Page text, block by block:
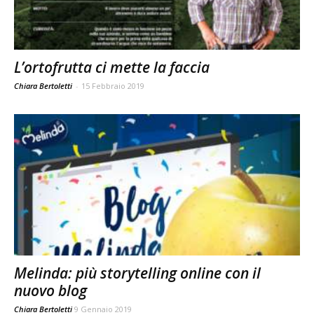
L’ortofrutta ci mette la faccia
Chiara Bertoletti - 15 Febbraio 2019
Melinda: più storytelling online con il
nuovo blog
Chiara Bertoletti 9 Gennaio 2019